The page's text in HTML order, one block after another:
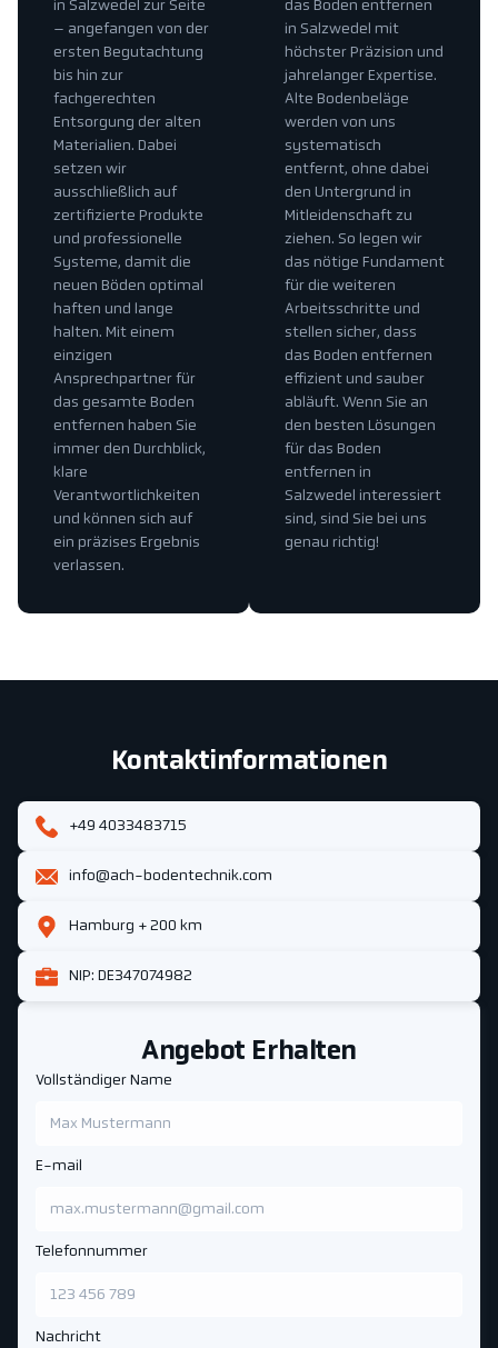
das Boden entfernen
in Salzwedel mit
höchster Präzision und
jahrelanger Expertise.
Alte Bodenbeläge
werden von uns
systematisch
entfernt, ohne dabei
den Untergrund in
Mitleidenschaft zu
ziehen. So legen wir
das nötige Fundament
für die weiteren
Arbeitsschritte und
stellen sicher, dass
das Boden entfernen
effizient und sauber
abläuft. Wenn Sie an
den besten Lösungen
für das Boden
entfernen in
Salzwedel interessiert
sind, sind Sie bei uns
genau richtig!
in Salzwedel zur Seite
– angefangen von der
ersten Begutachtung
bis hin zur
fachgerechten
Entsorgung der alten
Materialien. Dabei
setzen wir
ausschließlich auf
zertifizierte Produkte
und professionelle
Systeme, damit die
neuen Böden optimal
haften und lange
halten. Mit einem
einzigen
Ansprechpartner für
das gesamte Boden
entfernen haben Sie
immer den Durchblick,
klare
Verantwortlichkeiten
und können sich auf
ein präzises Ergebnis
verlassen.
Angebot Erhalten
Vollständiger Name
E-mail
Telefonnummer
Nachricht
Kontaktinformationen
+49 4033483715
info@ach-bodentechnik.com
Hamburg + 200 km
NIP: DE347074982